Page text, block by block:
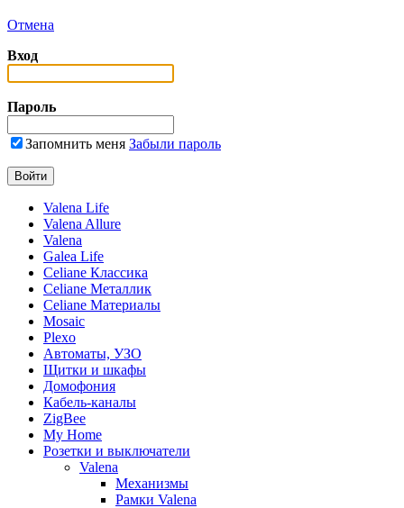
Отмена
Вход
Пароль
Запомнить меня Забыли пароль
Valena Life
Valena Allure
Valena
Galea Life
Celiane Классика
Celiane Металлик
Celiane Материалы
Mosaic
Plexo
Автоматы, УЗО
Щитки и шкафы
Домофония
Кабель-каналы
ZigBee
My Home
Розетки и выключатели
Valena
Механизмы
Рамки Valena